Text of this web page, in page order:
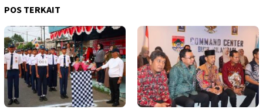
POS TERKAIT